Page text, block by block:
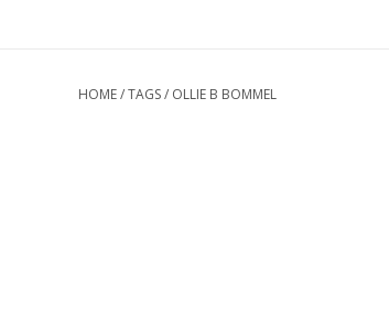
HOME/TAGS/ OLLIE B BOMMEL